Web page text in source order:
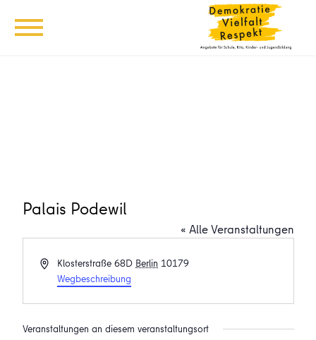
Palais Podewil
« Alle Veranstaltungen
AdresseKlosterstraße 68D Berlin 10179
Wegbeschreibung
Veranstaltungen an diesem veranstaltungsort